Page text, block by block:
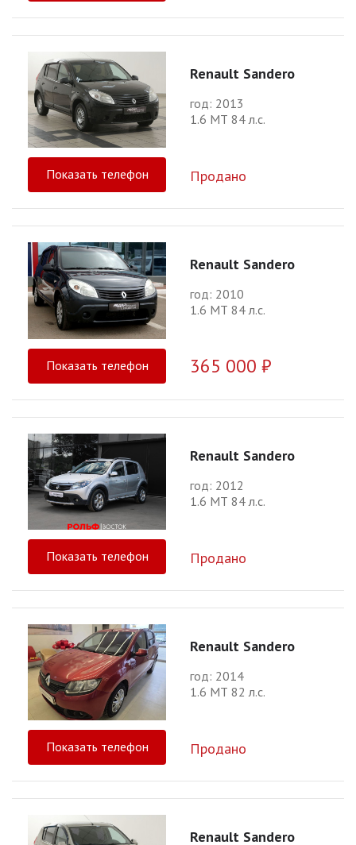
Renault Sandero
год: 2013
1.6 МТ 84 л.с.
Показать телефон Продано
Renault Sandero
год: 2010
1.6 МТ 84 л.с.
Показать телефон 365 000 ₽
Renault Sandero
год: 2012
1.6 МТ 84 л.с.
Показать телефон Продано
Renault Sandero
год: 2014
1.6 МТ 82 л.с.
Показать телефон Продано
Renault Sandero